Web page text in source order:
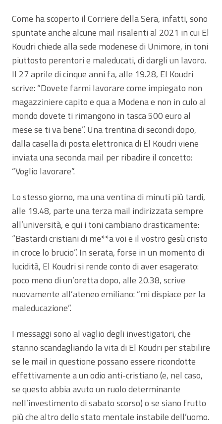
Come ha scoperto il Corriere della Sera, infatti, sono
spuntate anche alcune mail risalenti al 2021 in cui El
Koudri chiede alla sede modenese di Unimore, in toni
piuttosto perentori e maleducati, di dargli un lavoro.
Il 27 aprile di cinque anni fa, alle 19.28, El Koudri
scrive: “Dovete farmi lavorare come impiegato non
magazziniere capito e qua a Modena e non in culo al
mondo dovete ti rimangono in tasca 500 euro al
mese se ti va bene”. Una trentina di secondi dopo,
dalla casella di posta elettronica di El Koudri viene
inviata una seconda mail per ribadire il concetto:
“Voglio lavorare”.
Lo stesso giorno, ma una ventina di minuti più tardi,
alle 19.48, parte una terza mail indirizzata sempre
all’università, e qui i toni cambiano drasticamente:
“Bastardi cristiani di me**a voi e il vostro gesù cristo
in croce lo brucio”. In serata, forse in un momento di
lucidità, El Koudri si rende conto di aver esagerato:
poco meno di un’oretta dopo, alle 20.38, scrive
nuovamente all’ateneo emiliano: “mi dispiace per la
maleducazione”.
I messaggi sono al vaglio degli investigatori, che
stanno scandagliando la vita di El Koudri per stabilire
se le mail in questione possano essere ricondotte
effettivamente a un odio anti-cristiano (e, nel caso,
se questo abbia avuto un ruolo determinante
nell’investimento di sabato scorso) o se siano frutto
più che altro dello stato mentale instabile dell’uomo.